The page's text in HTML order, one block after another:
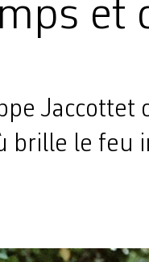
et
Jaccottet
brille le feu